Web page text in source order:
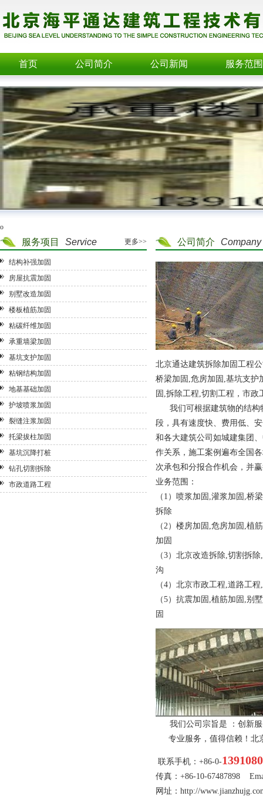
首页 公司简介 公司新闻 服务范围
o
服务项目 Service 更多>>
结构补强加固
房屋抗震加固
别墅改造加固
楼板植筋加固
粘碳纤维加固
承重墙梁加固
基坑支护加固
粘钢结构加固
地基基础加固
护坡喷浆加固
裂缝注浆加固
托梁拔柱加固
基坑沉降打桩
钻孔切割拆除
市政道路工程
公司简介 Company
北京通达建筑拆除加固工程
桥梁加固, 危房加固 基坑支护
固,拆除工程,切割工程，市政
我们可根据建筑物的结构
段，具有速度快、费用低、
和各大建筑公司如城建集团
作关系，施工案例遍布全国
次承包和分报合作机会，并
业务范围：
（1）喷浆加固,灌浆加固,桥
拆除
（2）楼房加固,危房加固, 植
加固
（3）北京改造拆除,切割拆
沟
（4） 北京市政工程,道路工
（5）抗震加固,植筋加固,别
固
我们公司宗旨是 ：创新服
专业服务，值得信赖！ 北
联系手机：+86-0-
传真：+86-10-67487898
网址： http://